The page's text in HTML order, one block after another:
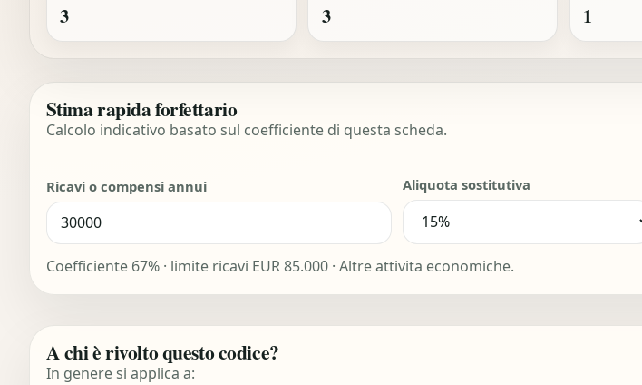
3 3 1
Stima rapida forfettario
Calcolo indicativo basato sul coefficiente di questa scheda.
Ricavi o compensi annui Aliquota sostitutiva
Coefficiente 67% · limite ricavi EUR 85.000 · Altre attivita economiche.
A chi è rivolto questo codice?
In genere si applica a: